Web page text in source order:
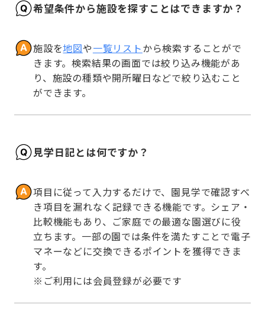
希望条件から施設を探すことはできますか？
施設を地図や一覧リストから検索することがで
きます。検索結果の画面では絞り込み機能があ
り、施設の種類や開所曜日などで絞り込むこと
ができます。
見学日記とは何ですか？
項目に従って入力するだけで、園見学で確認すべ
き項目を漏れなく記録できる機能です。シェア・
比較機能もあり、ご家庭での最適な園選びに役
立ちます。一部の園では条件を満たすことで電子
マネーなどに交換できるポイントを獲得できま
す。
※ご利用には会員登録が必要です